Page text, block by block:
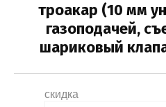
троакар (10 мм
газоподачей,
шариковый
скидка
Артикул: